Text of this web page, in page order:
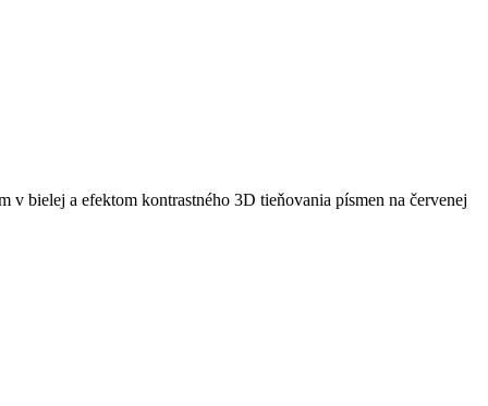
bielej a efektom kontrastného 3D tieňovania písmen na červenej